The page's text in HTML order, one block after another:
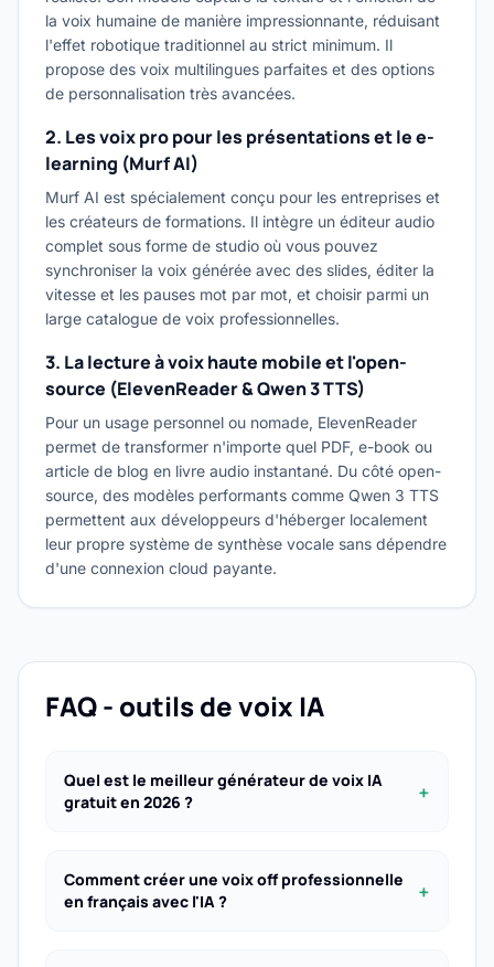
la voix humaine de manière impressionnante, réduisant
l'effet robotique traditionnel au strict minimum. Il
propose des voix multilingues parfaites et des options
de personnalisation très avancées.
2. Les voix pro pour les présentations et le e-
learning (Murf AI)
Murf AI est spécialement conçu pour les entreprises et
les créateurs de formations. Il intègre un éditeur audio
complet sous forme de studio où vous pouvez
synchroniser la voix générée avec des slides, éditer la
vitesse et les pauses mot par mot, et choisir parmi un
large catalogue de voix professionnelles.
3. La lecture à voix haute mobile et l'open-
source (ElevenReader & Qwen 3 TTS)
Pour un usage personnel ou nomade, ElevenReader
permet de transformer n'importe quel PDF, e-book ou
article de blog en livre audio instantané. Du côté open-
source, des modèles performants comme Qwen 3 TTS
permettent aux développeurs d'héberger localement
leur propre système de synthèse vocale sans dépendre
d'une connexion cloud payante.
FAQ - outils de voix IA
Quel est le meilleur générateur de voix IA
gratuit en 2026 ?
+
Comment créer une voix off professionnelle
en français avec l'IA ?
+